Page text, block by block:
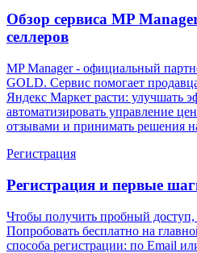
Обзор сервиса MP
селлеров
MP Manager - официальный
GOLD. Сервис помогает
Яндекс Маркет расти: улучшать
автоматизировать управление
отзывами и принимать решения
Регистрация
Регистрация и первые
Чтобы получить пробный
Попробовать бесплатно на
способа регистрации: по Email